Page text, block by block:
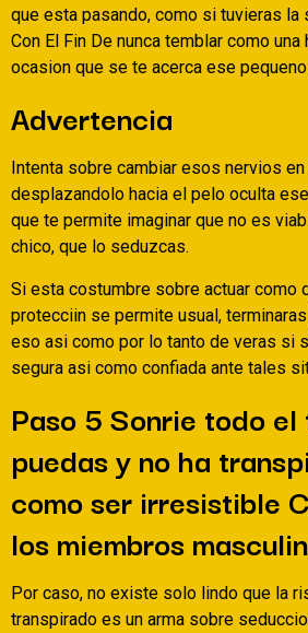
que esta pasando, como si tuvieras
Con El Fin De nunca temblar como una
ocasion que se te acerca ese
Advertencia
Intenta sobre cambiar esos nervios
desplazandolo hacia el pelo oculta
que te permite imaginar que no es
chico, que lo seduzcas.
Si esta costumbre sobre actuar como
protecciin se permite usual,
eso asi­ como por lo tanto de veras si
segura asi­ como confiada ante tales
Paso 5 Sonrie todo
puedas y no ha
como ser irresistible
los miembros
Por caso, no existe solo lindo que la
transpirado es un arma sobre